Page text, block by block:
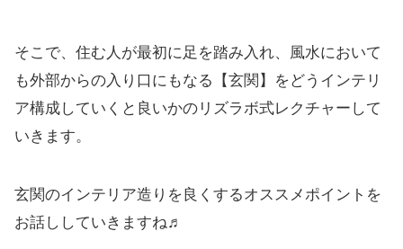
そこで、住む人が最初に足を踏み入れ、風水において
も外部からの入り口にもなる【玄関】をどうインテリ
ア構成していくと良いかのリズラボ式レクチャーして
いきます。
玄関のインテリア造りを良くするオススメポイントを
お話ししていきますね♬